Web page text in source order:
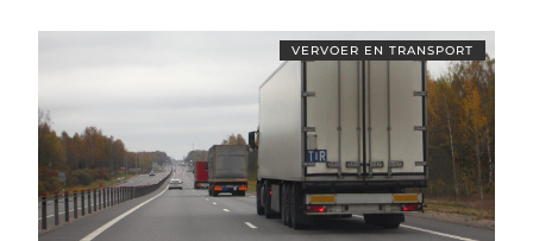
VERVOER EN TRANSPORT